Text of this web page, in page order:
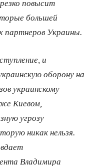
повысит
большей
партнеров Украины.
и
оборону на
украинскому
Киевом,
угрозу
никак нельзя.
Владимира